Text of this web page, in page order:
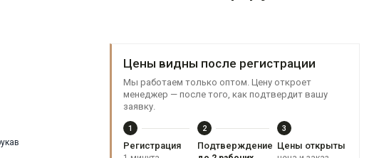
Цены видны после регистрации
Мы работаем только оптом. Цену откроет
менеджер — после того, как подтвердит вашу
заявку.
1
Регистрация
2
Подтверждение
3
Цены открыты